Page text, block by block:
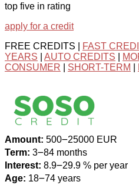
top five in rating
apply for a credit
FREE CREDITS |
FAST
YEARS
AUTO CREDITS
CONSUMER
SHORT-TERM
Amount: 500౼25000 EUR
Term: 3౼84 months
Interest: 8.9౼29.9 % per year
Age: 18౼74 years